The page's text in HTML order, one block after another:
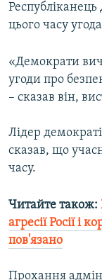
цього часу
«Демократи
угоди про
– сказав він,
Лідер
сказав, що
часу.
Читайте також:
агресії Росії
пов'язано
Прохання